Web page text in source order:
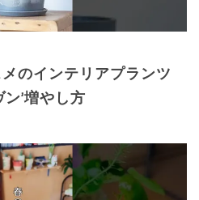
のインテリアプランツ
’増やし方